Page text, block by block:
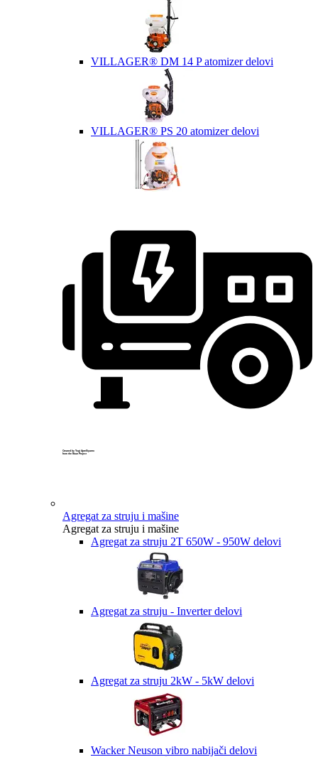
VILLAGER® DM 14 P atomizer delovi
VILLAGER® PS 20 atomizer delovi
Created by Yogi Aprelliyanto
from the Noun Project
Agregat za struju i mašine
Agregat za struju i mašine
Agregat za struju 2T 650W - 950W delovi
Agregat za struju - Inverter delovi
Agregat za struju 2kW - 5kW delovi
Wacker Neuson vibro nabijači delovi